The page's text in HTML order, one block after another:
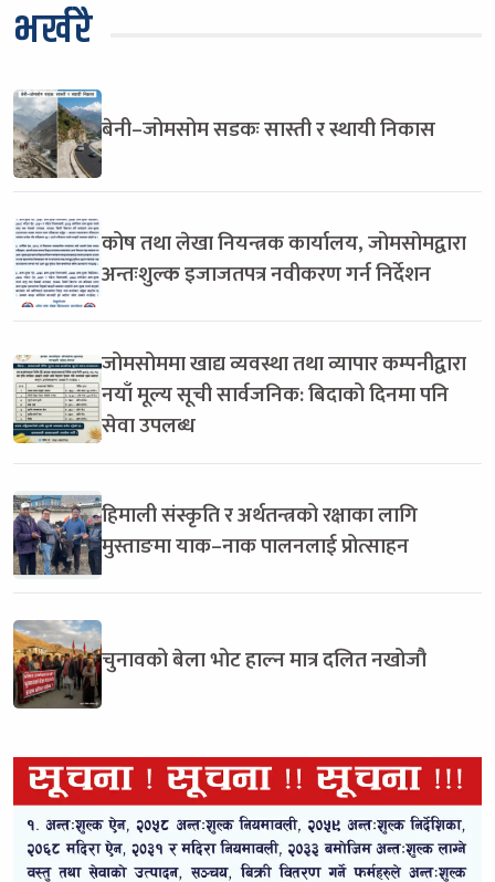
भर्खरै
बेनी–जोमसोम सडकः सास्ती र स्थायी निकास
कोष तथा लेखा नियन्त्रक कार्यालय, जोमसोमद्वारा
अन्तःशुल्क इजाजतपत्र नवीकरण गर्न निर्देशन
जोमसोममा खाद्य व्यवस्था तथा व्यापार कम्पनीद्वारा
नयाँ मूल्य सूची सार्वजनिक: बिदाको दिनमा पनि
सेवा उपलब्ध
हिमाली संस्कृति र अर्थतन्त्रको रक्षाका लागि
मुस्ताङमा याक–नाक पालनलाई प्रोत्साहन
चुनावको बेला भोट हाल्न मात्र दलित नखोजौ